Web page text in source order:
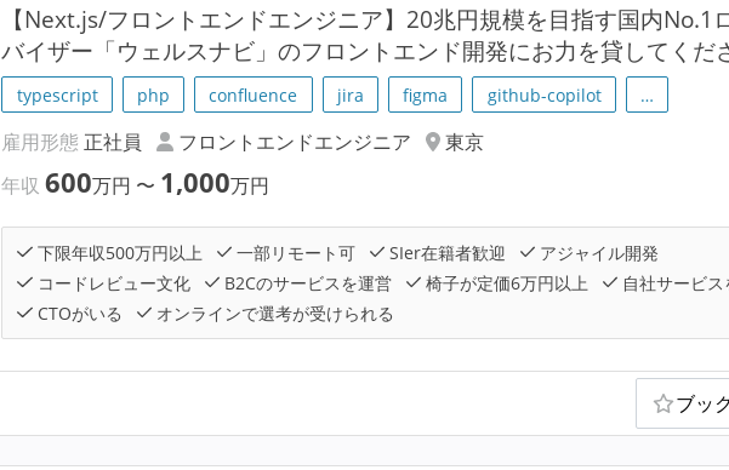
【Next.js/フロントエンドエンジニア】20兆円規模を目指す国内No.1
バイザー「ウェルスナビ」のフロントエンド開発にお力を貸してくだ
typescript php confluence jira figma github-copilot …
雇用形態 正社員 フロントエンドエンジニア
東京
年収600万円 〜 1,000万円
下限年収500万円以上 一部リモート可 SIer在籍者歓迎
アジャイル開発
コードレビュー文化
B2Cのサービスを運営 椅子が定価6万円以上
自社サービス
CTOがいる
オンラインで選考が受けられる
ブッ